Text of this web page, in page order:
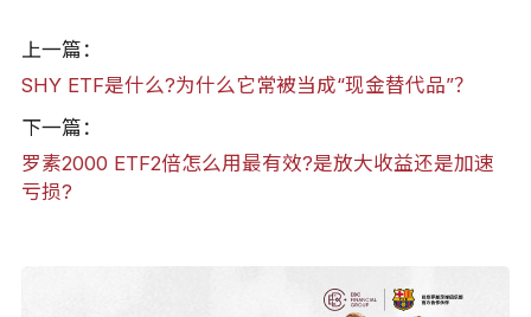
上一篇：
SHY ETF是什么?为什么它常被当成“现金替代品”？
下一篇：
罗素2000 ETF2倍怎么用最有效?是放大收益还是加速
亏损?